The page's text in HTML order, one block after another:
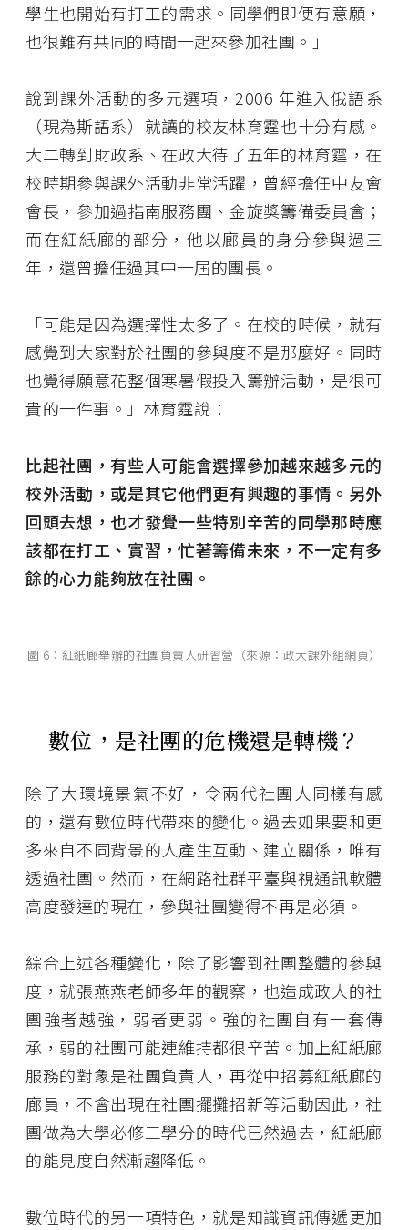
學生也開始有打工的需求。同學們即便有意願，
也很難有共同的時間一起來參加社團。」
說到課外活動的多元選項，2006 年進入俄語系
（現為斯語系）就讀的校友林育霆也十分有感。
大二轉到財政系、在政大待了五年的林育霆，在
校時期參與課外活動非常活躍，曾經擔任中友會
會長，參加過指南服務團、金旋獎籌備委員會；
而在紅紙廊的部分，他以廊員的身分參與過三
年，還曾擔任過其中一屆的團長。
「可能是因為選擇性太多了。在校的時候，就有
感覺到大家對於社團的參與度不是那麼好。同時
也覺得願意花整個寒暑假投入籌辦活動，是很可
貴的一件事。」林育霆說：
比起社團，有些人可能會選擇參加越來越多元的
校外活動，或是其它他們更有興趣的事情。另外
回頭去想，也才發覺一些特別辛苦的同學那時應
該都在打工、實習，忙著籌備未來，不一定有多
餘的心力能夠放在社團。
圖 6：紅紙廊舉辦的社團負責人研習營（來源：政大課外組網頁）
數位，是社團的危機還是轉機？
除了大環境景氣不好，令兩代社團人同樣有感
的，還有數位時代帶來的變化。過去如果要和更
多來自不同背景的人產生互動、建立關係，唯有
透過社團。然而，在網路社群平臺與視通訊軟體
高度發達的現在，參與社團變得不再是必須。
綜合上述各種變化，除了影響到社團整體的參與
度，就張燕燕老師多年的觀察，也造成政大的社
團強者越強，弱者更弱。強的社團自有一套傳
承，弱的社團可能連維持都很辛苦。加上紅紙廊
服務的對象是社團負責人，再從中招募紅紙廊的
廊員，不會出現在社團擺攤招新等活動因此，社
團做為大學必修三學分的時代已然過去，紅紙廊
的能見度自然漸趨降低。
數位時代的另一項特色，就是知識資訊傳遞更加